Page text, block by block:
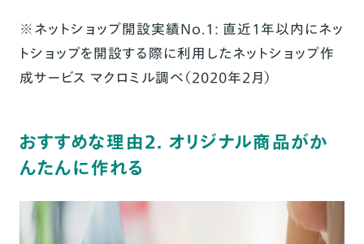
※ネットショップ開設実績No.1: 直近1年以内にネッ
トショップを開設する際に利用したネットショップ作
成サービス マクロミル調べ（2020年2月）
おすすめな理由2. オリジナル商品がか
んたんに作れる